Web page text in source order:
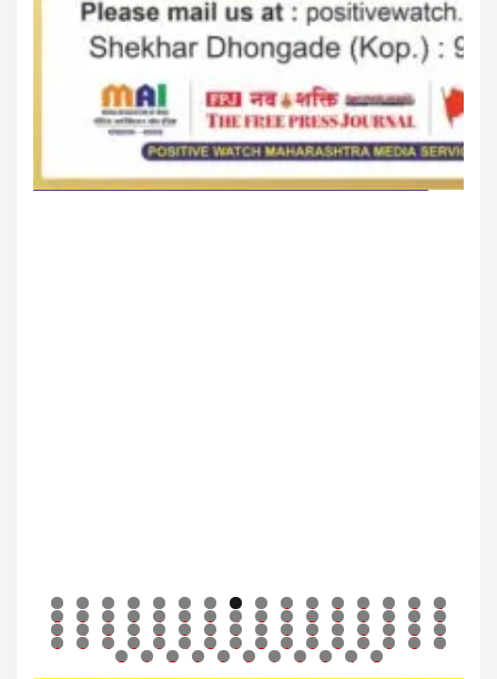
0 1 2 3 4 5 6
7 8 9 0 1 2 3 4 5 6 7 8 9 0 1 2
3 4 5 6 7 8 9 0 1 2 3 4 5 6 7 8
9 0 1 2 3 4 5 6 7 8 9 0 1 2 3 4
5 6 7 8 9 0 1 2 3 4 5